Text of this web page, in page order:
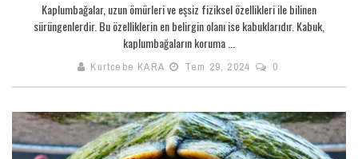
Kaplumbağalar, uzun ömürleri ve eşsiz fiziksel özellikleri ile bilinen
sürüngenlerdir. Bu özelliklerin en belirgin olanı ise kabuklarıdır. Kabuk,
kaplumbağaların koruma ...
Kurtcebe KARA Tem 29, 2024 0